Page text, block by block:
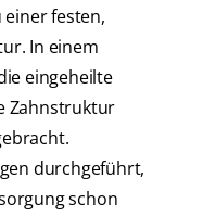
festen,
In einem
eingeheilte
Zahnstruktur
durchgeführt,
schon